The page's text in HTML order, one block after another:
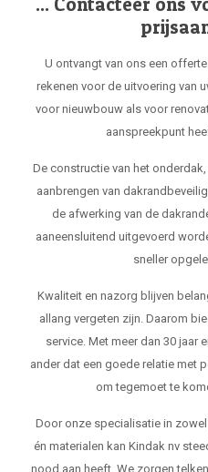
U ontvangt van ons een
rekenen voor de uitvoering van
voor nieuwbouw als voor
aanspreekpunt
De constructie van het
aanbrengen van
de afwerking van de
aaneensluitend uitgevoerd
sneller
Kwaliteit en nazorg blijven
allang vergeten zijn. Daarom
service. Met meer dan 30 jaar
ander dat een goede relatie met
om tegemoet te
Door onze specialisatie in
én materialen kan Kindak nv
nood aan heeft. We zorgen